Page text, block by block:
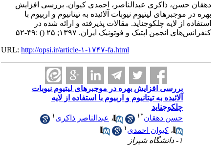
دهقان حسن، ذاکری عبدالناصر، احمدی کیوان. بررسی افزایش
بهره در موجبرهای لیتیوم نیوبات آلائیده به تیتانیوم و اربیوم با
استفاده از لایه چلکوجناید. مقالات پذیرفته و ارائه شده در
کنفرانس‌های انجمن اپتیک و فوتونیک ایران. ۱۳۹۷; ۲۵
() :۴۹-۵۲
URL:http://opsi.ir/article-۱-۱۷۴۷-fa.html
بررسی افزایش بهره در موجبرهای لیتیوم نیوبات
آلائیده به تیتانیوم و اربیوم با استفاده از لایه
چلکوجناید
حسن دهقان *۱ ،عبدالناصر ذاکری۱
،کیوان احمدی